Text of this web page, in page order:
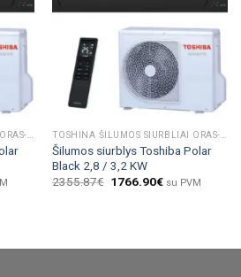
TOSHINA ŠILUMOS SIURBLIAI ORAS-ORAS TOSHINA ŠILUMOS SIURBLIAI ORAS-ORAS
Šilumos siurblys Toshiba Polar
Black 2,8 / 3,2 KW
2355.87€ 1766.90€ su PVM